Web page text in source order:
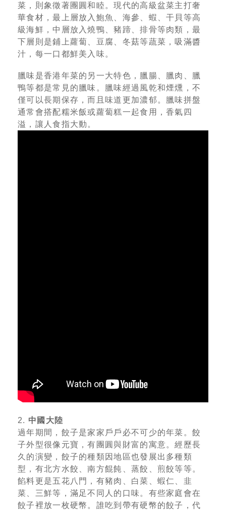
菜，則象徵著團圓和睦。現代的高級盆菜主打奢
華食材，最上層放入鮑魚、海參、蝦、干貝等高
級海鮮，中層放入燒鴨、豬蹄、排骨等肉類，最
下層則是鋪上蘿蔔、豆腐、冬菇等蔬菜，吸滿醬
汁，每一口都鮮美入味。
臘味是香港年菜的另一大特色，臘腸、臘肉、臘
鴨等都是常見的臘味。臘味經過風乾和煙燻，不
僅可以長期保存，而且味道更加濃郁。臘味拼盤
通常會搭配糯米飯或蘿蔔糕一起食用，香氣四
溢，讓人食指大動。
2. 中國大陸
過年期間，餃子是家家戶戶必不可少的年菜。餃
子外型很像元寶，有團圓與財富的寓意。經歷長
久的演變，餃子的種類因地區也發展出多種類
型，有北方水餃、南方餛飩、蒸餃、煎餃等等。
餡料更是五花八門，有豬肉、白菜、蝦仁、韭
菜、三鮮等，滿足不同人的口味。有些家庭會在
餃子裡放一枚硬幣。誰吃到帶有硬幣的餃子，代